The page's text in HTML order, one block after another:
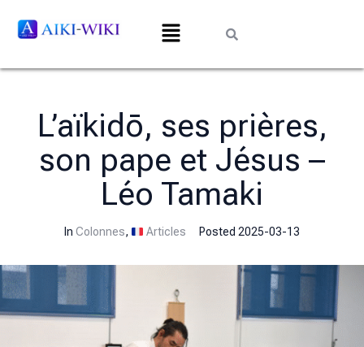
L’aïkidō, ses prières,
son pape et Jésus –
Léo Tamaki
InColonnes, Articles Posted 2025-03-13